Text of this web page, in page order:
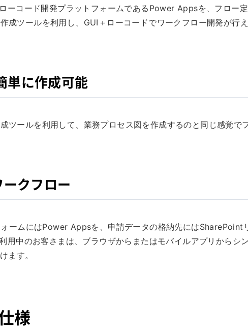
コード開発プラットフォームであるPower Appsを、フロー
ツールを利用し、GUI＋ローコードでワークフロー開発が行え
単に作成可能
ールを利用して、業務プロセス図を作成するのと同じ感覚で
クフロー
ムにはPower Appsを、申請データの格納先にはSharePoint
中のお客さまは、ブラウザからまたはモバイルアプリからシ
ます。
様